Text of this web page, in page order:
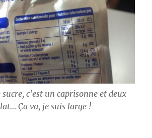
c’est un caprisonne et deux
Ça va, je suis large !